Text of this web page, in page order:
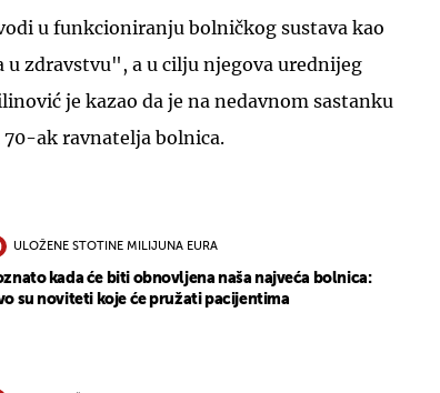
u funkcioniranju bolničkog sustava kao
u zdravstvu", a u cilju njegova urednijeg
je kazao da je na nedavnom sastanku
ak ravnatelja bolnica.
ULOŽENE STOTINE MILIJUNA EURA
kada će biti obnovljena naša najveća bolnica:
su noviteti koje će pružati pacijentima